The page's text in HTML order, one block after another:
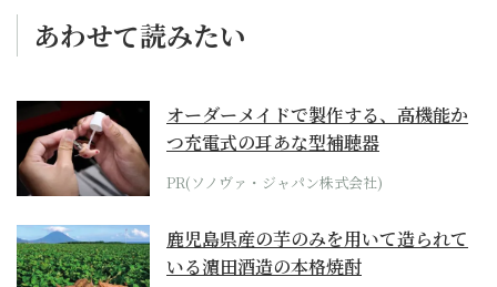
あわせて読みたい
オーダーメイドで製作する、高機能か
つ充電式の耳あな型補聴器
PR(ソノヴァ・ジャパン株式会社)
鹿児島県産の芋のみを用いて造られて
いる濵田酒造の本格焼酎